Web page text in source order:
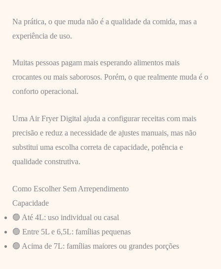
Na prática, o que muda não é a qualidade da comida, mas a
experiência de uso.
Muitas pessoas pagam mais esperando alimentos mais
crocantes ou mais saborosos. Porém, o que realmente muda é o
conforto operacional.
Uma Air Fryer Digital ajuda a configurar receitas com mais
precisão e reduz a necessidade de ajustes manuais, mas não
substitui uma escolha correta de capacidade, potência e
qualidade construtiva.
Como Escolher Sem Arrependimento
Capacidade
🟢 Até 4L: uso individual ou casal
🟢 Entre 5L e 6,5L: famílias pequenas
🟢 Acima de 7L: famílias maiores ou grandes porções